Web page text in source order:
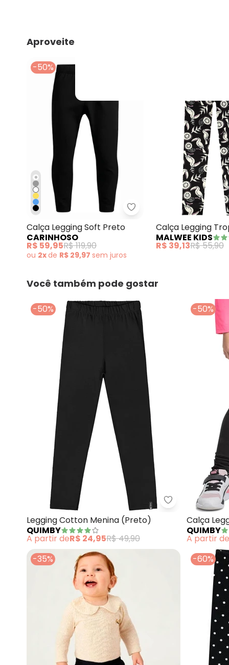
Aproveite e compre junto
-50%
+
Carinhoso - Calça
Calça Legging Soft Preto
CARINHOSO
R$ 59,95R$ 119,90
ou 2xde R$ 29,97 sem juros
Calça Legging
MALWEE KIDS
R$ 39,13R$ 55,90
Você também pode gostar
-50%
Quimby -
Legging Cotton Menina (Preto)
QUIMBY
A partir deR$ 24,95R$ 49,90
-50%
Calça
QUIMBY
A partir de
-35%
-60%